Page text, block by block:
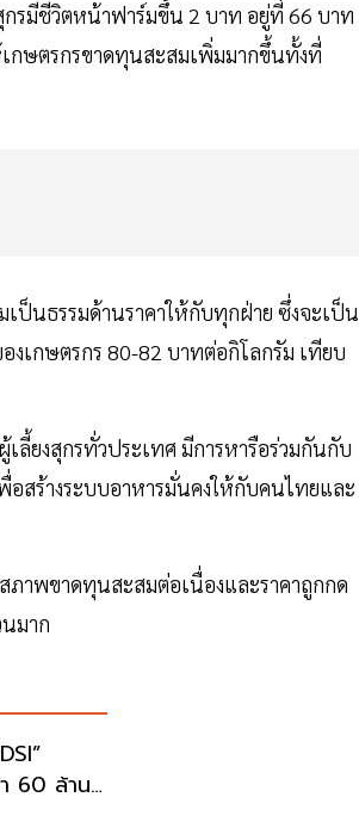
รมีชีวิตหน้าฟาร์มขึ้น 2 บาท อยู่ที่ 66 บาท
กษตรกรขาดทุนสะสมเพิ่มมากขึ้นทั้งที่
เป็นธรรมด้านราคาให้กับทุกฝ่าย ซึ่งจะเป็น
งเกษตรกร 80-82 บาทต่อกิโลกรัม เทียบ
ลี้ยงสุกรทั่วประเทศ มีการหารือร่วมกันกับ
อสร้างระบบอาหารมั่นคงให้กับคนไทยและ
ภาพขาดทุนสะสมต่อเนื่องและราคาถูกกด
มาก
60 ล้าน